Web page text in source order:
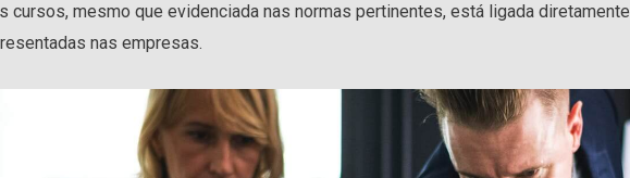
cursos, mesmo que evidenciada nas normas pertinentes, está ligada diretamente
nas empresas.